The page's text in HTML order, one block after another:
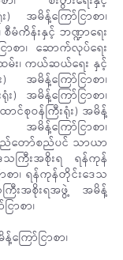
အမိန့်ကြော်ငြာစာ၊
စီမံကိန်းနှင့် ဘဏ္ဍာရေး
ာစာ၊ ဆောက်လုပ်ရေး
ထမ်း၊ ကယ်ဆယ်ရေး နှင့်
) အမိန့်ကြော်ငြာစာ၊
အမိန့်ကြော်ငြာစာ၊
ောင်စုဝန်ကြီးရုံး) အမိန့်
အမိန့်ကြော်ငြာစာ၊
ြည်တော်စည်ပင် သာယာ
သကြီးအစိုးရ ရန်ကုန်
စာ၊ ရန်ကုန်တိုင်းဒေသ
ကြီးအစိုးရအဖွဲ့ အမိန့်
ာစာ၊
ြော်ငြာစာ၊